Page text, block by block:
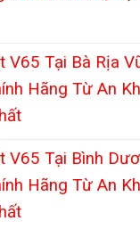
V65 Tại Bà Rịa
Hãng Từ An
V65 Tại Bình
Hãng Từ An